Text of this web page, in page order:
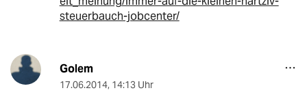
steuerbauch-jobcenter/
Golem
17.06.2014, 14:13 Uhr